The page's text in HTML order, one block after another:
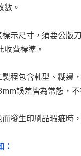
數。
示尺寸，須要公版
收費標準。
製程包含軋型、糊邊
誤差皆為常態，不
發生印刷品瑕疵時